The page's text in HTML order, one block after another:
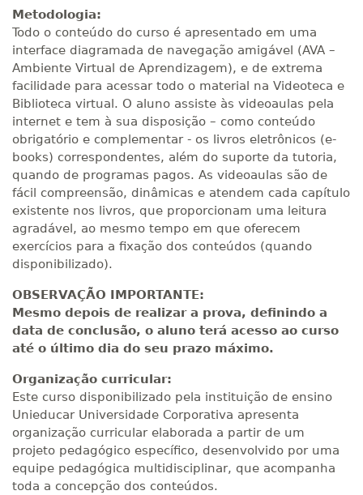
Metodologia:
Todo o conteúdo do curso é apresentado em uma
interface diagramada de navegação amigável (AVA –
Ambiente Virtual de Aprendizagem), e de extrema
facilidade para acessar todo o material na Videoteca e
Biblioteca virtual. O aluno assiste às videoaulas pela
internet e tem à sua disposição – como conteúdo
obrigatório e complementar - os livros eletrônicos (e-
books) correspondentes, além do suporte da tutoria,
quando de programas pagos. As videoaulas são de
fácil compreensão, dinâmicas e atendem cada capítulo
existente nos livros, que proporcionam uma leitura
agradável, ao mesmo tempo em que oferecem
exercícios para a fixação dos conteúdos (quando
disponibilizado).
OBSERVAÇÃO IMPORTANTE:
Mesmo depois de realizar a prova, definindo a
data de conclusão, o aluno terá acesso ao curso
até o último dia do seu prazo máximo.
Organização curricular:
Este curso disponibilizado pela instituição de ensino
Unieducar Universidade Corporativa apresenta
organização curricular elaborada a partir de um
projeto pedagógico específico, desenvolvido por uma
equipe pedagógica multidisciplinar, que acompanha
toda a concepção dos conteúdos.